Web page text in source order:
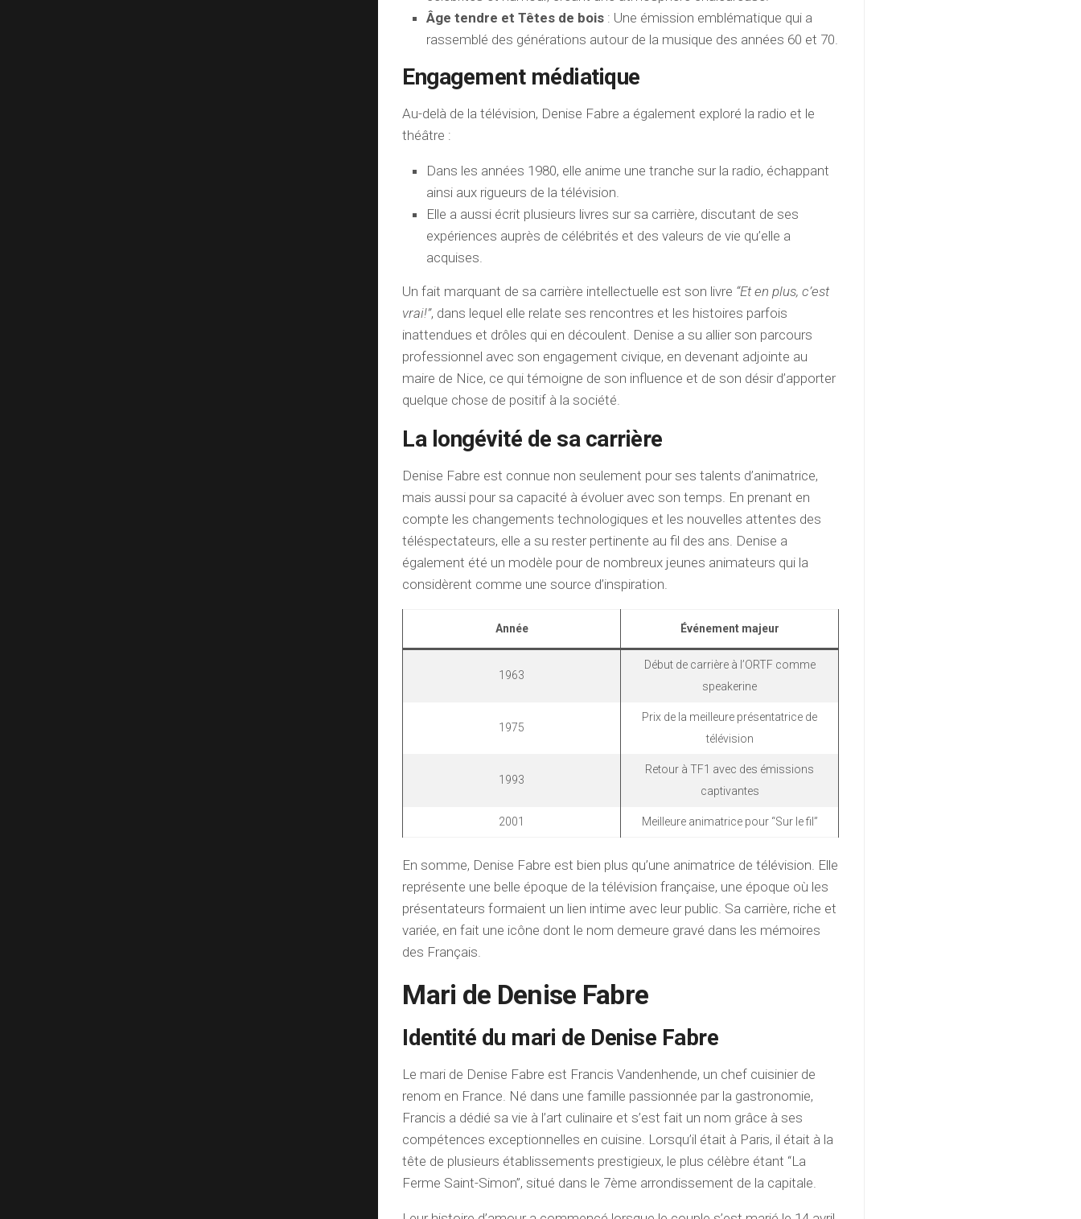
Âge tendre et Têtes de bois : Une émission emblématique qui a
rassemblé des générations autour de la musique des années 60 et 70.
Engagement médiatique
Au-delà de la télévision, Denise Fabre a également exploré la radio et le
théâtre :
Dans les années 1980, elle anime une tranche sur la radio, échappant
ainsi aux rigueurs de la télévision.
Elle a aussi écrit plusieurs livres sur sa carrière, discutant de ses
expériences auprès de célébrités et des valeurs de vie qu’elle a
acquises.
Un fait marquant de sa carrière intellectuelle est son livre “Et en plus, c’est
vrai!”, dans lequel elle relate ses rencontres et les histoires parfois
inattendues et drôles qui en découlent. Denise a su allier son parcours
professionnel avec son engagement civique, en devenant adjointe au
maire de Nice, ce qui témoigne de son influence et de son désir d’apporter
quelque chose de positif à la société.
La longévité de sa carrière
Denise Fabre est connue non seulement pour ses talents d’animatrice,
mais aussi pour sa capacité à évoluer avec son temps. En prenant en
compte les changements technologiques et les nouvelles attentes des
téléspectateurs, elle a su rester pertinente au fil des ans. Denise a
également été un modèle pour de nombreux jeunes animateurs qui la
considèrent comme une source d’inspiration.
Année Événement majeur
1963
Début de carrière à l’ORTF comme
speakerine
1975
Prix de la meilleure présentatrice de
télévision
1993
Retour à TF1 avec des émissions
captivantes
2001 Meilleure animatrice pour “Sur le fil”
En somme, Denise Fabre est bien plus qu’une animatrice de télévision. Elle
représente une belle époque de la télévision française, une époque où les
présentateurs formaient un lien intime avec leur public. Sa carrière, riche et
variée, en fait une icône dont le nom demeure gravé dans les mémoires
des Français.
Mari de Denise Fabre
Identité du mari de Denise Fabre
Le mari de Denise Fabre est Francis Vandenhende, un chef cuisinier de
renom en France. Né dans une famille passionnée par la gastronomie,
Francis a dédié sa vie à l’art culinaire et s’est fait un nom grâce à ses
compétences exceptionnelles en cuisine. Lorsqu’il était à Paris, il était à la
tête de plusieurs établissements prestigieux, le plus célèbre étant “La
Ferme Saint-Simon”, situé dans le 7ème arrondissement de la capitale.